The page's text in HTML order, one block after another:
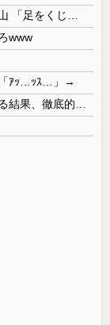
www
「ｱｯ…ｯｽ…」→